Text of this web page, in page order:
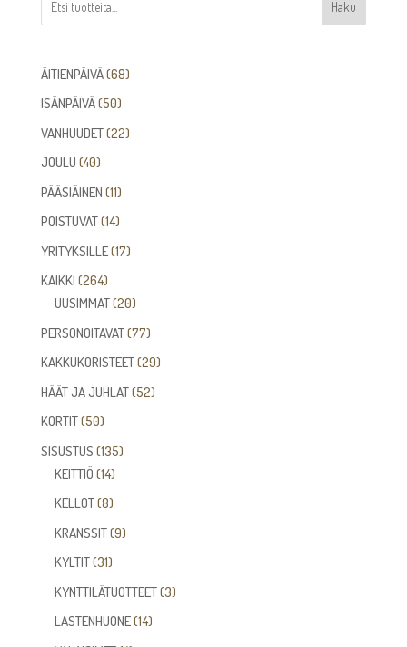
Haku
ÄITIENPÄIVÄ 6868
ISÄNPÄIVÄ 5050
tuotetta
VANHUUDET 2222
JOULU 4040
tuotetta
PÄÄSIÄINEN 1111
tuotetta
POISTUVAT 1414
tuotetta
YRITYKSILLE 1717
KAIKKI 264264
tuotetta
UUSIMMAT 2020
tuotetta
PERSONOITAVAT 7777
tuotetta
KAKKUKORISTEET 2929
HÄÄT JA JUHLAT 5252
KORTIT 5050
tuotetta
SISUSTUS 135135
KEITTIÖ 1414
tuotetta
KELLOT 88
tuotetta
KRANSSIT 99
KYLTIT 3131
tuotetta
KYNTTILÄTUOTTEET 33
LASTENHUONE 1414